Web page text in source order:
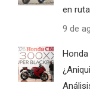
en
9 de
Honda